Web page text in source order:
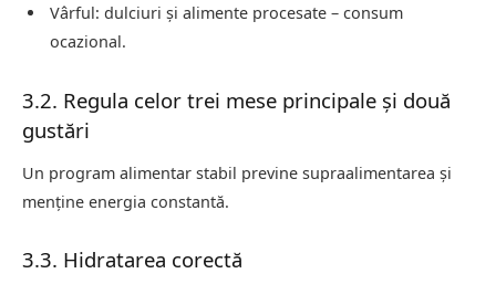
Vârful: dulciuri și alimente procesate – consum
ocazional.
3.2. Regula celor trei mese principale și două
gustări
Un program alimentar stabil previne supraalimentarea și
menține energia constantă.
3.3. Hidratarea corectă